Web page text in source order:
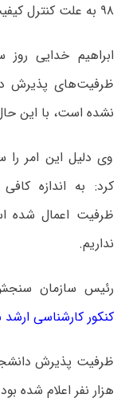
۹۸ به علت کنترل کیفیت، افزایش نمی یابد.
ابراهیم خدایی
نشده است، با این
وی دلیل این امر
کرد: به اندازه
ظرفیت اعمال شده
نداریم.
رئیس سازمان
کنکور کارشناسی ارشد
هزار نفر اعلام شده